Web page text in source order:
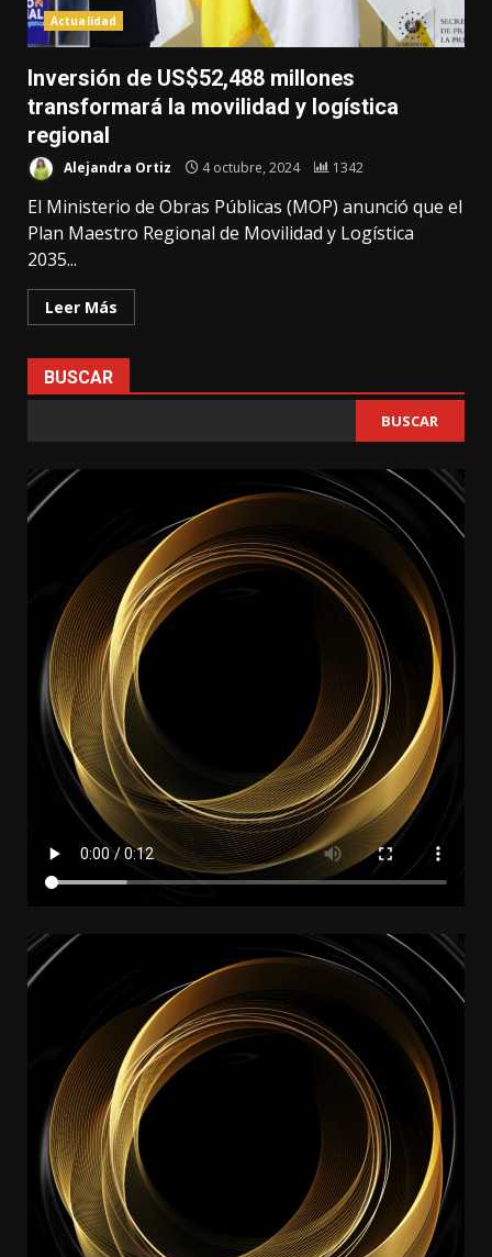
Actualidad
Inversión de US$52,488 millones
transformará la movilidad y logística
regional
Alejandra Ortiz 4 octubre, 2024 1342
El Ministerio de Obras Públicas (MOP) anunció que el
Plan Maestro Regional de Movilidad y Logística
2035...
Leer Más
BUSCAR
BUSCAR